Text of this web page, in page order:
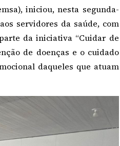
iniciou, nesta segunda-
servidores da saúde, com
da iniciativa “Cuidar de
de doenças e o cuidado
daqueles que atuam